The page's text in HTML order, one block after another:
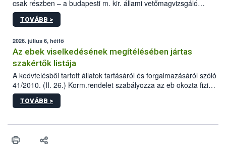
csak részben – a budapesti m. kir. állami vetőmagvizsgáló
állomás a Kis Rókus utca 15. szám alatti, Czigler Győző által
tervezett új épületébe.
TOVÁBB >
2026. július 6, hétfő
Az ebek viselkedésének megítélésében jártas
szakértők listája
A kedvtelésből tartott állatok tartásáról és forgalmazásáról szóló
41/2010. (II. 26.) Korm.rendelet szabályozza az eb okozta fizikai
sérülés, illetve ennek veszélye keletkezésekor felmerülő
hatósági feladatokat, valamint a veszélyes eb tartását és annak
vonni az ebek viselkedésének megítélésében jártas szakértőt.
TOVÁBB >